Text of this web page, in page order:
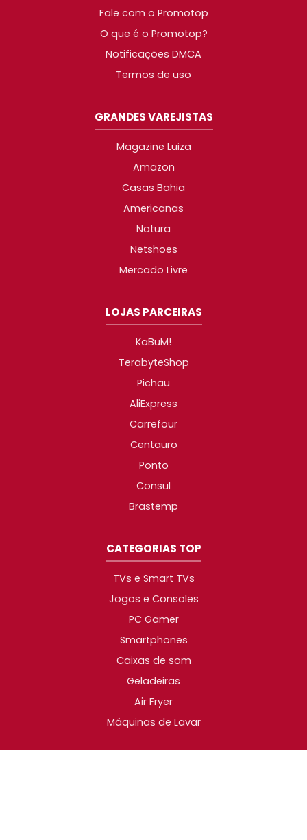
Fale com o Promotop
O que é o Promotop?
Notificações DMCA
Termos de uso
GRANDES VAREJISTAS
Magazine Luiza
Amazon
Casas Bahia
Americanas
Natura
Netshoes
Mercado Livre
LOJAS PARCEIRAS
KaBuM!
TerabyteShop
Pichau
AliExpress
Carrefour
Centauro
Ponto
Consul
Brastemp
CATEGORIAS TOP
TVs e Smart TVs
Jogos e Consoles
PC Gamer
Smartphones
Caixas de som
Geladeiras
Air Fryer
Máquinas de Lavar